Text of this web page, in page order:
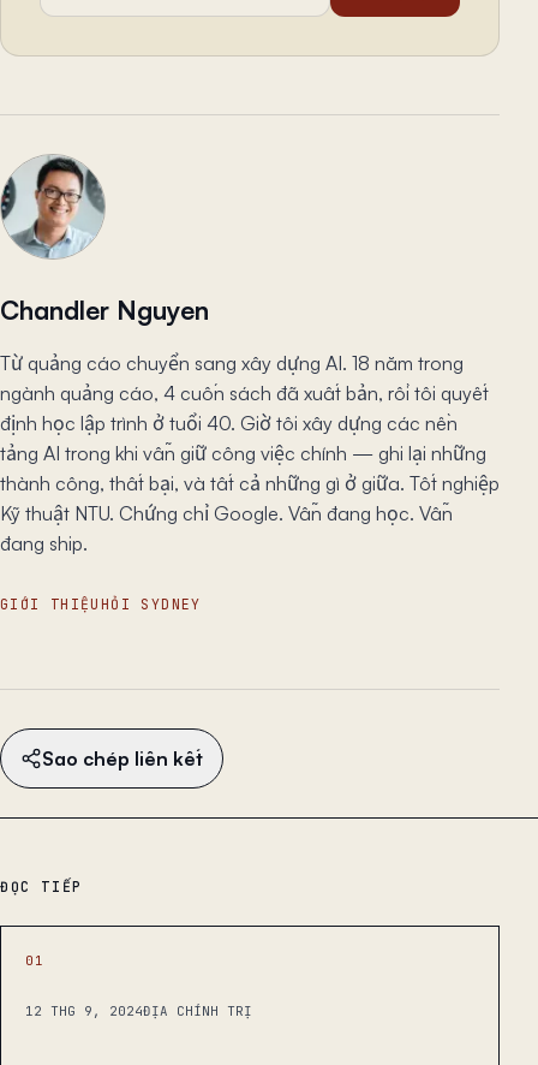
Chandler Nguyen
Từ quảng cáo chuyển sang xây dựng AI. 18 năm trong
ngành quảng cáo, 4 cuốn sách đã xuất bản, rồi tôi quyết
định học lập trình ở tuổi 40. Giờ tôi xây dựng các nền
tảng AI trong khi vẫn giữ công việc chính — ghi lại những
thành công, thất bại, và tất cả những gì ở giữa. Tốt nghiệp
Kỹ thuật NTU. Chứng chỉ Google. Vẫn đang học. Vẫn
đang ship.
GIỚI THIỆU HỎI SYDNEY
Sao chép liên kết
ĐỌC TIẾP
01
12 THG 9, 2024ĐỊA CHÍNH TRỊ